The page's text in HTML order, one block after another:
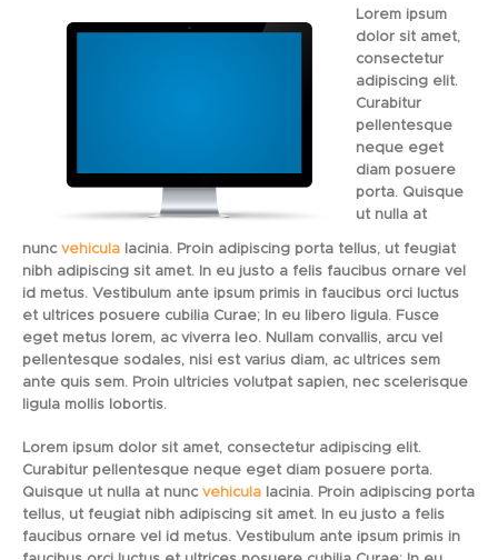
Lorem ipsum
dolor sit amet,
consectetur
adipiscing elit.
Curabitur
pellentesque
neque eget
diam posuere
porta. Quisque
ut nulla at
nunc vehicula lacinia. Proin adipiscing porta tellus, ut feugiat
nibh adipiscing sit amet. In eu justo a felis faucibus ornare vel
id metus. Vestibulum ante ipsum primis in faucibus orci luctus
et ultrices posuere cubilia Curae; In eu libero ligula. Fusce
eget metus lorem, ac viverra leo. Nullam convallis, arcu vel
pellentesque sodales, nisi est varius diam, ac ultrices sem
ante quis sem. Proin ultricies volutpat sapien, nec scelerisque
ligula mollis lobortis.
Lorem ipsum dolor sit amet, consectetur adipiscing elit.
Curabitur pellentesque neque eget diam posuere porta.
Quisque ut nulla at nunc vehicula lacinia. Proin adipiscing porta
tellus, ut feugiat nibh adipiscing sit amet. In eu justo a felis
faucibus ornare vel id metus. Vestibulum ante ipsum primis in